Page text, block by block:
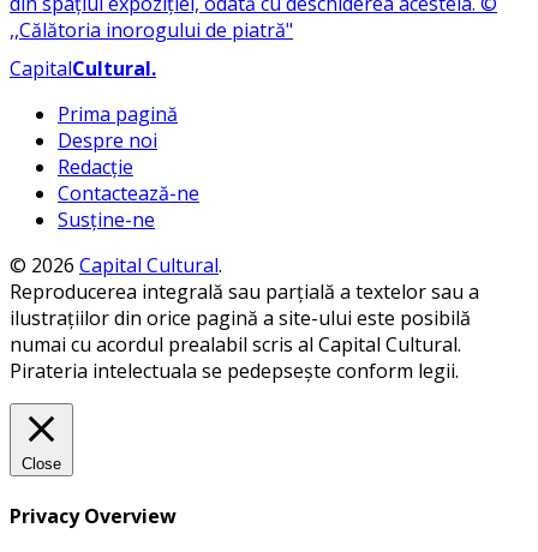
CapitalCultural.
Prima pagină
Despre noi
Redacție
Contactează-ne
Susține-ne
© 2026 Capital Cultural.
Reproducerea integrală sau parțială a textelor sau a
ilustrațiilor din orice pagină a site-ului este posibilă
numai cu acordul prealabil scris al Capital Cultural.
Pirateria intelectuala se pedepsește conform legii.
Close
Privacy Overview